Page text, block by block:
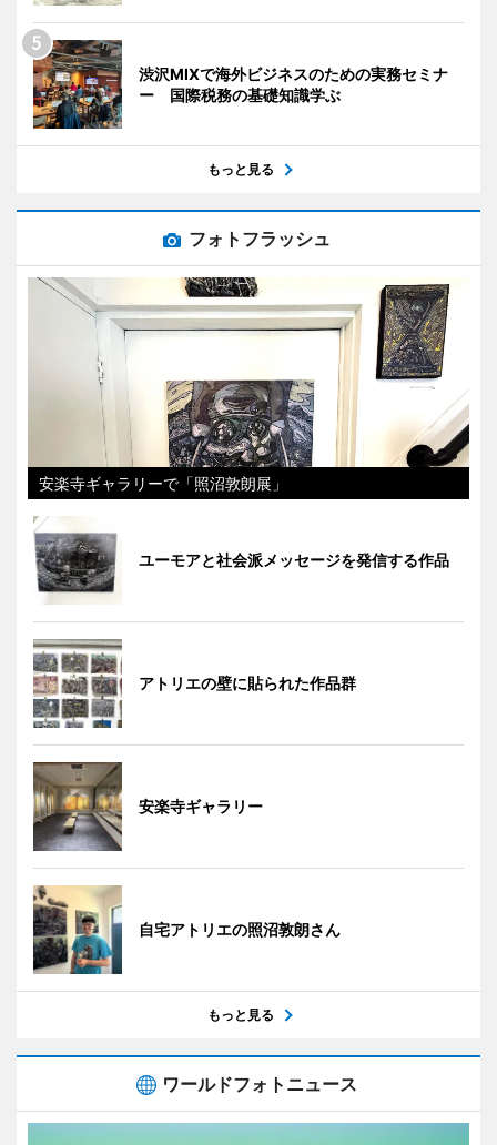
渋沢MIXで海外ビジネスのための実務セミナ
ー 国際税務の基礎知識学ぶ
もっと見る
フォトフラッシュ
安楽寺ギャラリーで「照沼敦朗展」
ユーモアと社会派メッセージを発信する作品
アトリエの壁に貼られた作品群
安楽寺ギャラリー
自宅アトリエの照沼敦朗さん
もっと見る
ワールドフォトニュース